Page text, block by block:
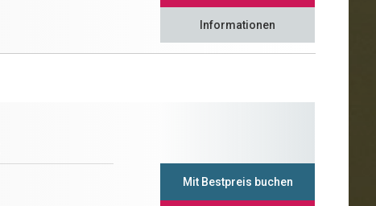
Informationen
Mit Bestpreis buchen